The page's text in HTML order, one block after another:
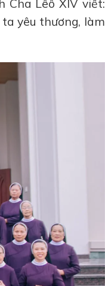
Cha Lêô XIV viết:
yêu thương, làm